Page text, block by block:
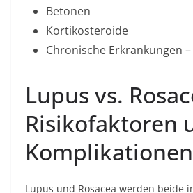
Betonen
Kortikosteroide
Chronische Erkrankungen
Lupus vs.
Risikofaktoren
Komplikationen
Lupus und Rosacea werden beide